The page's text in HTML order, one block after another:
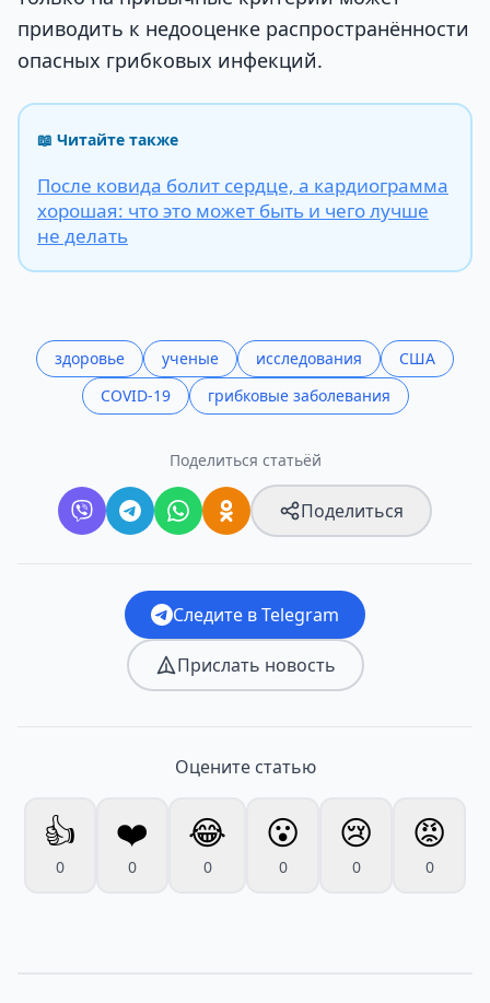
приводить к недооценке распространённости
опасных грибковых инфекций.
📖 Читайте также
После ковида болит сердце, а кардиограмма
хорошая: что это может быть и чего лучше
не делать
здоровье ученые исследования
США
COVID-19
грибковые заболевания
Поделиться статьёй
Поделиться
Следите в Telegram
Прислать новость
Оцените статью
👍
0
❤️
0
😂
0
😮
0
😢
0
😡
0